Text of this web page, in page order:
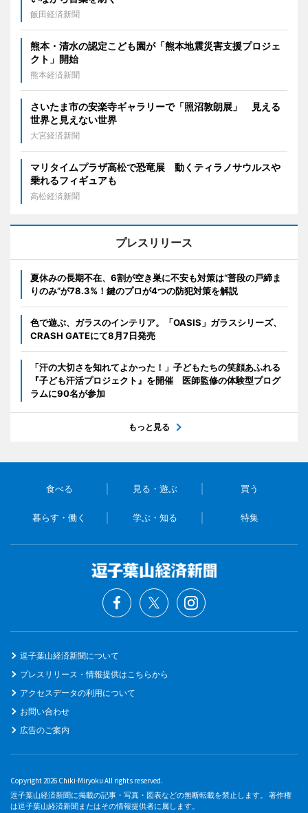
飯田経済新聞
熊本・清水の認定こども園が「熊本地震災害支援プロジェ
クト」開始
熊本経済新聞
さいたま市の安楽寺ギャラリーで「照沼敦朗展」 見える
世界と見えない世界
大宮経済新聞
マリタイムプラザ高松で恐竜展 動くティラノサウルスや
乗れるフィギュアも
高松経済新聞
プレスリリース
夏休みの長期不在、6割が空き巣に不安も対策は“普段の戸締ま
りのみ”が78.3%！鍵のプロが4つの防犯対策を解説
色で遊ぶ、ガラスのインテリア。「OASIS」ガラスシリーズ、
CRASH GATEにて8月7日発売
「汗の大切さを知れてよかった！」子どもたちの笑顔あふれる
『子ども汗活プロジェクト』を開催 医師監修の体験型プログ
ラムに90名が参加
もっと見る
食べる 見る・遊ぶ 買う
暮らす・働く 学ぶ・知る 特集
逗子葉山経済新聞について
プレスリリース・情報提供はこちらから
アクセスデータの利用について
お問い合わせ
広告のご案内
Copyright 2026 Chiki-Miryoku All rights reserved.
逗子葉山経済新聞に掲載の記事・写真・図表などの無断転載を禁止します。 著作権
は逗子葉山経済新聞またはその情報提供者に属します。